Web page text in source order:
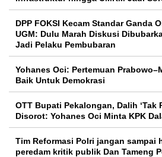
DPP FOKSI Kecam Standar Ganda
UGM: Dulu Marah Diskusi
Jadi Pelaku Pembubaran
Yohanes Oci: Pertemuan
Baik Untuk Demokrasi
OTT Bupati Pekalongan, Dalih ‘Tak
Disorot: Yohanes Oci Minta KPK
Tim Reformasi Polri jangan sampai
peredam kritik publik Dan Tameng